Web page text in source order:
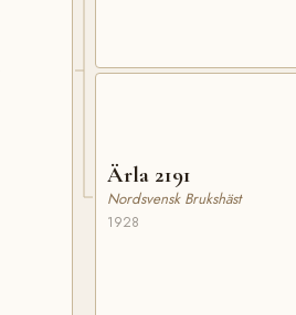
Ärla 2191
Nordsvensk Brukshäst
1928